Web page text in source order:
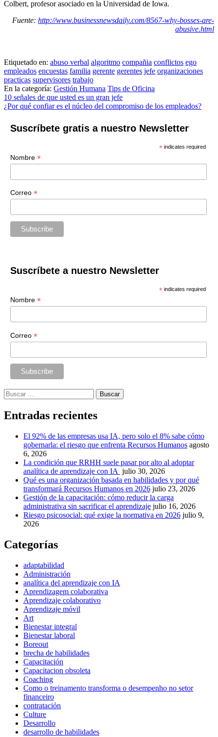
Colbert, profesor asociado en la Universidad de Iowa.
Fuente: http://www.businessnewsdaily.com/8567-why-bosses-are-
abusive.html
Etiquetado en: abuso verbal algoritmo compañia conflictos ego
empleados encuestas familia gerente gerentes jefe organizaciones
practicas supervisores trabajo
En la categoría: Gestión Humana Tips de Oficina
Navegación
de
entradas
10 señales de que usted es un gran jefe
¿Por qué confiar es el núcleo del compromiso de los empleados?
Suscríbete gratis a nuestro Newsletter
* indicates required
Nombre *
Correo *
Suscríbete a nuestro Newsletter
* indicates required
Nombre *
Correo *
Buscar:
Entradas recientes
El 92% de las empresas usa IA, pero solo el 8% sabe cómo
gobernarla: el riesgo que enfrenta Recursos Humanos agosto
6, 2026
La condición que RRHH suele pasar por alto al adoptar
analítica de aprendizaje con IA julio 30, 2026
Qué es una organización basada en habilidades y por qué
transformará Recursos Humanos en 2026 julio 23, 2026
Gestión de la capacitación: cómo reducir la carga
administrativa sin sacrificar el aprendizaje julio 16, 2026
Riesgo psicosocial: qué exige la normativa en 2026 julio 9,
2026
Categorías
adaptabilidad
Administración
analítica del aprendizaje con IA
Aprendizagem colaborativa
Aprendizaje colaborativo
Aprendizaje móvil
Art
Bienestar integral
Bienestar laboral
Boreout
brecha de habilidades
Capacitación
Capacitacion obsoleta
Coaching
Como o treinamento transforma o desempenho no setor
financeiro
contratación
Culture
Desarrollo
desarrollo de habilidades